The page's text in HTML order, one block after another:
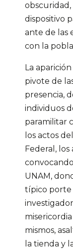
dispositivo
ante de las
con la
La
pivote de
presencia,
individuos
paramilitar
los actos
Federal,
UNAM,
típico porte
mismos,
la tienda y